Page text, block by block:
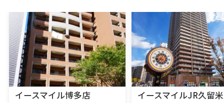
イースマイル博多店 イースマイルJR久留